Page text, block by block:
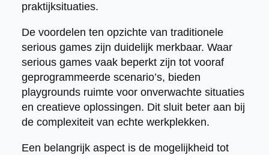
praktijksituaties.
De voordelen ten opzichte van traditionele
serious games zijn duidelijk merkbaar. Waar
serious games vaak beperkt zijn tot vooraf
geprogrammeerde scenario’s, bieden
playgrounds ruimte voor onverwachte situaties
en creatieve oplossingen. Dit sluit beter aan bij
de complexiteit van echte werkplekken.
Een belangrijk aspect is de mogelijkheid tot